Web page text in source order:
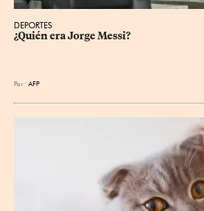
DEPORTES
¿Quién era Jorge Messi?
Por AFP